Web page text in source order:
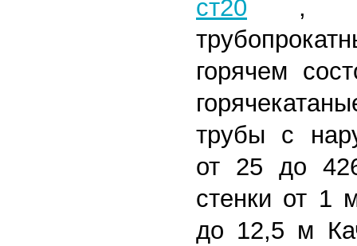
ст20 ,
горячем
трубы с
от 25 до
стенки от 1
до 12,5 м